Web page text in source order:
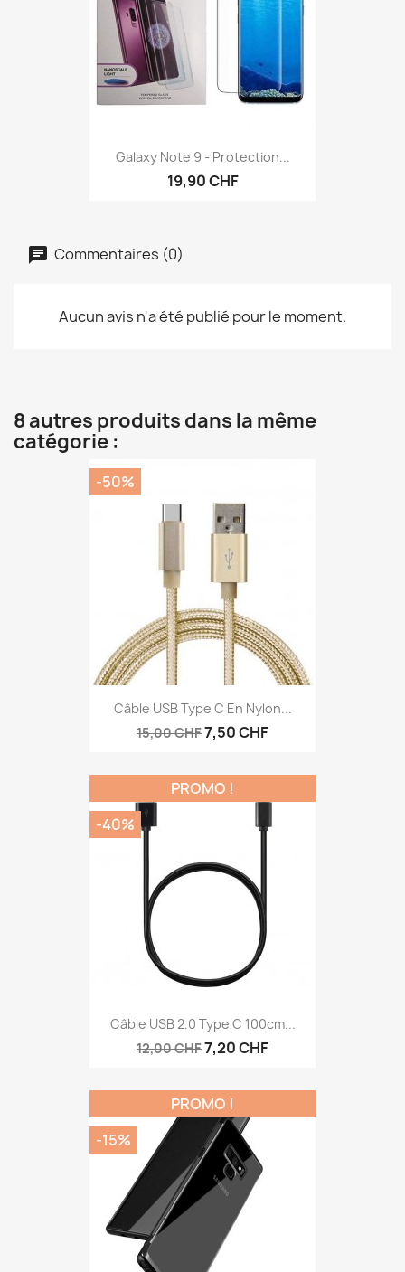
Galaxy Note 9 - Protection...
19,90 CHF
Commentaires (0)
Aucun avis n'a été publié pour le moment.
8 autres produits dans la même
catégorie :
Câble USB Type C En Nylon...
15,00 CHF7,50 CHF
-50%
Câble USB 2.0 Type C 100cm...
12,00 CHF7,20 CHF
PROMO !
-40%
PROMO !
-15%